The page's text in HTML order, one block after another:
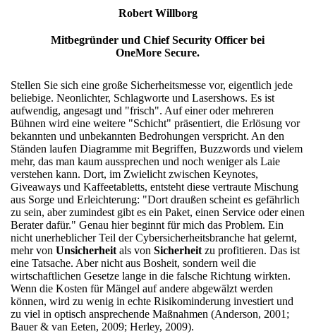
Robert Willborg
Mitbegründer und Chief Security Officer bei
OneMore Secure.
Stellen Sie sich eine große Sicherheitsmesse vor, eigentlich jede
beliebige. Neonlichter, Schlagworte und Lasershows. Es ist
aufwendig, angesagt und "frisch". Auf einer oder mehreren
Bühnen wird eine weitere "Schicht" präsentiert, die Erlösung vor
bekannten und unbekannten Bedrohungen verspricht. An den
Ständen laufen Diagramme mit Begriffen, Buzzwords und vielem
mehr, das man kaum aussprechen und noch weniger als Laie
verstehen kann. Dort, im Zwielicht zwischen Keynotes,
Giveaways und Kaffeetabletts, entsteht diese vertraute Mischung
aus Sorge und Erleichterung: "Dort draußen scheint es gefährlich
zu sein, aber zumindest gibt es ein Paket, einen Service oder einen
Berater dafür." Genau hier beginnt für mich das Problem. Ein
nicht unerheblicher Teil der Cybersicherheitsbranche hat gelernt,
mehr von Unsicherheit als von Sicherheit zu profitieren. Das ist
eine Tatsache. Aber nicht aus Bosheit, sondern weil die
wirtschaftlichen Gesetze lange in die falsche Richtung wirkten.
Wenn die Kosten für Mängel auf andere abgewälzt werden
können, wird zu wenig in echte Risikominderung investiert und
zu viel in optisch ansprechende Maßnahmen (Anderson, 2001;
Bauer & van Eeten, 2009; Herley, 2009).